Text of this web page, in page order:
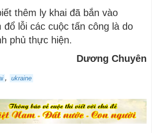
thêm ly khai đã bắn vào
đổ lỗi các cuộc tấn công là do
phủ thực hiện.
Dương Chuyên
, ukraine